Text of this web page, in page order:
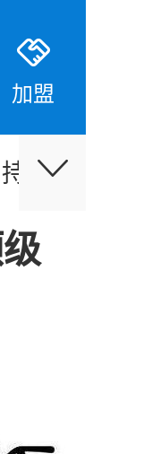
加盟
伙伴合作